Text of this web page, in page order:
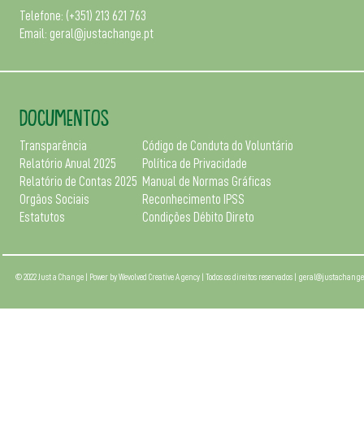
Telefone: (+351) 213 621 763
Email: geral@justachange.pt
DOCUMENTOS
Transparência
Relatório Anual 2025
Relatório de Contas 2025
Orgãos Sociais
Estatutos
Código de Conduta do Voluntário
Política de Privacidade
Manual de Normas Gráficas
Reconhecimento IPSS
Condições Débito Direto
© 2022 Just a Change | Power byWevolved Creative Agency | Todos os direitos reservados |